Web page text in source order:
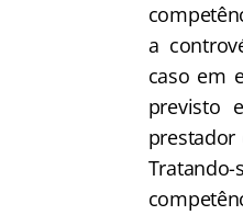
a
caso em
previsto
prestador